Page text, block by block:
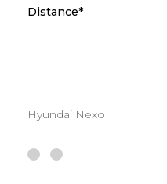
Distance*
Hyundai Nexo